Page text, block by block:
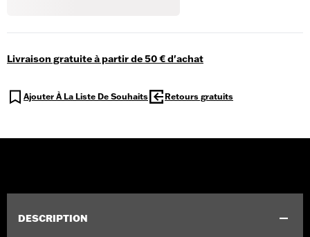
Livraison gratuite à partir de 50 € d'achat
Ajouter À La Liste De Souhaits Retours gratuits
DESCRIPTION